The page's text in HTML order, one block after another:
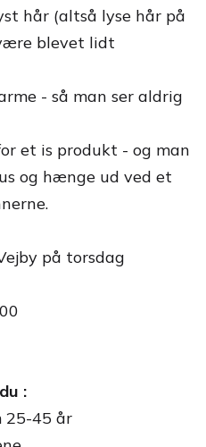
hår (altså lyse hår på
blevet lidt
- så man ser aldrig
et is produkt - og man
og hænge ud ved et
på torsdag
:
25-45 år